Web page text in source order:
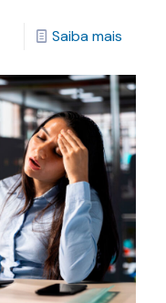
Saiba mais